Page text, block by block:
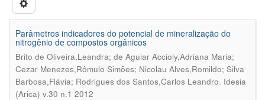
Parâmetros indicadores do potencial de mineralização do
nitrogênio de compostos orgânicos
Brito de Oliveira,Leandra; de Aguiar Accioly,Adriana Maria;
Cezar Menezes,Rômulo Simões; Nicolau Alves,Romildo; Silva
Barbosa,Flávia; Rodrigues dos Santos,Carlos Leandro. Idesia
(Arica) v.30 n.1 2012